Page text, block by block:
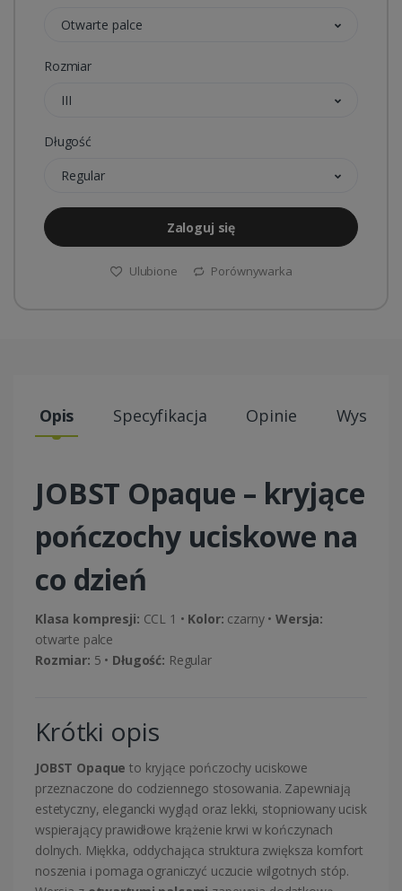
Otwarte palce
Rozmiar
III
Długość
Regular
Zaloguj się
Ulubione Porównywarka
Opis Specyfikacja Opinie Wysyłki
JOBST Opaque – kryjące
pończochy uciskowe na
co dzień
Klasa kompresji: CCL 1 • Kolor: czarny •Wersja:
otwarte palce
Rozmiar: 5 • Długość: Regular
Krótki opis
JOBST Opaque to kryjące pończochy uciskowe
przeznaczone do codziennego stosowania. Zapewniają
estetyczny, elegancki wygląd oraz lekki, stopniowany ucisk
wspierający prawidłowe krążenie krwi w kończynach
dolnych. Miękka, oddychająca struktura zwiększa komfort
noszenia i pomaga ograniczyć uczucie wilgotnych stóp.